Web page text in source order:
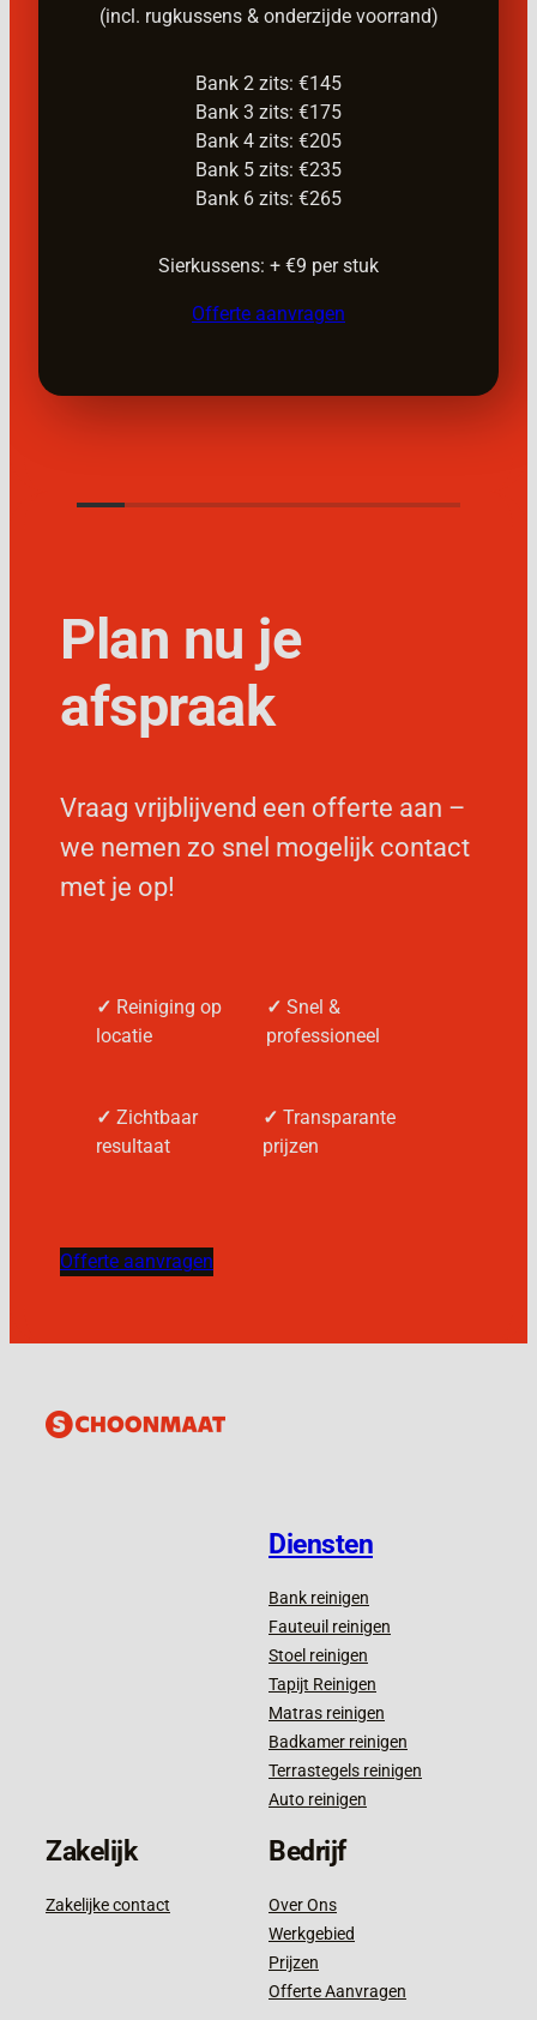
(incl. rugkussens & onderzijde voorrand)
Bank 2 zits: €145
Bank 3 zits: €175
Bank 4 zits: €205
Bank 5 zits: €235
Bank 6 zits: €265
Sierkussens: + €9 per stuk
Offerte aanvragen
Plan nu je
afspraak
Vraag vrijblijvend een offerte aan –
we nemen zo snel mogelijk contact
met je op!
✓ Reiniging op
locatie
✓ Snel &
professioneel
✓ Zichtbaar
resultaat
✓ Transparante
prijzen
Offerte aanvragen
Diensten
Bank reinigen
Fauteuil reinigen
Stoel reinigen
Tapijt Reinigen
Matras reinigen
Badkamer reinigen
Terrastegels reinigen
Auto reinigen
Zakelijk
Zakelijke contact
Bedrijf
Over Ons
Werkgebied
Prijzen
Offerte Aanvragen